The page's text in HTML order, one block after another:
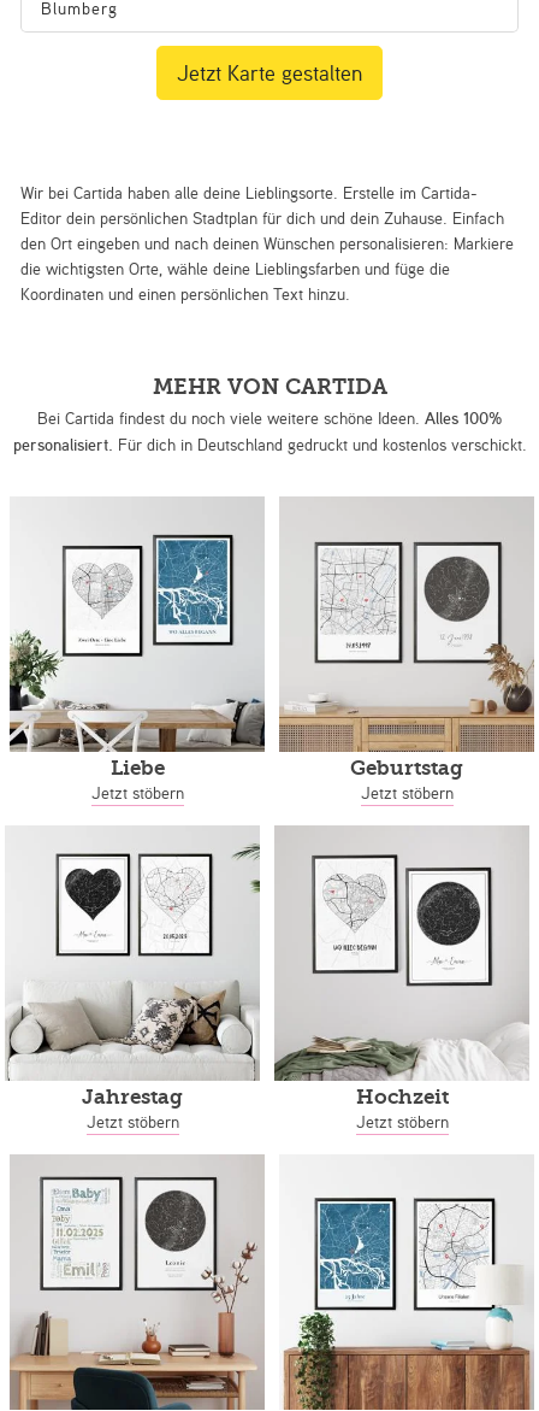
Wir bei Cartida haben alle deine Lieblingsorte. Erstelle im Cartida-
Editor dein persönlichen Stadtplan für dich und dein Zuhause. Einfach
den Ort eingeben und nach deinen Wünschen personalisieren: Markiere
die wichtigsten Orte, wähle deine Lieblingsfarben und füge die
Koordinaten und einen persönlichen Text hinzu.
Jetzt Karte gestalten
MEHR VON CARTIDA
Bei Cartida findest du noch viele weitere schöne Ideen. Alles 100%
personalisiert. Für dich in Deutschland gedruckt und kostenlos verschickt.
Liebe
Jetzt stöbern
Geburtstag
Jetzt stöbern
Jahrestag
Jetzt stöbern
Hochzeit
Jetzt stöbern